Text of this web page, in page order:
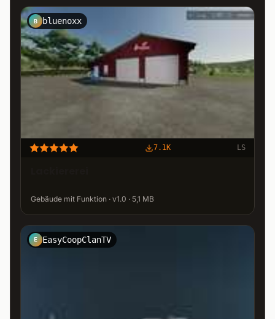
B bluenoxx
7.1K LS
Gebäude mit Funktion · v1.0 · 5,1 MB
E EasyCoopClanTV